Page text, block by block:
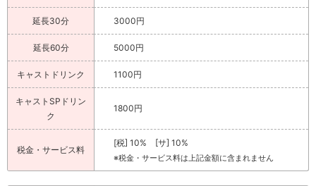
延長30分 3000円
延長60分 5000円
キャストドリンク 1100円
キャストSPドリン
ク
1800円
税金・サービス料
[税] 10% [サ] 10%
※税金・サービス料は上記金額に含まれません